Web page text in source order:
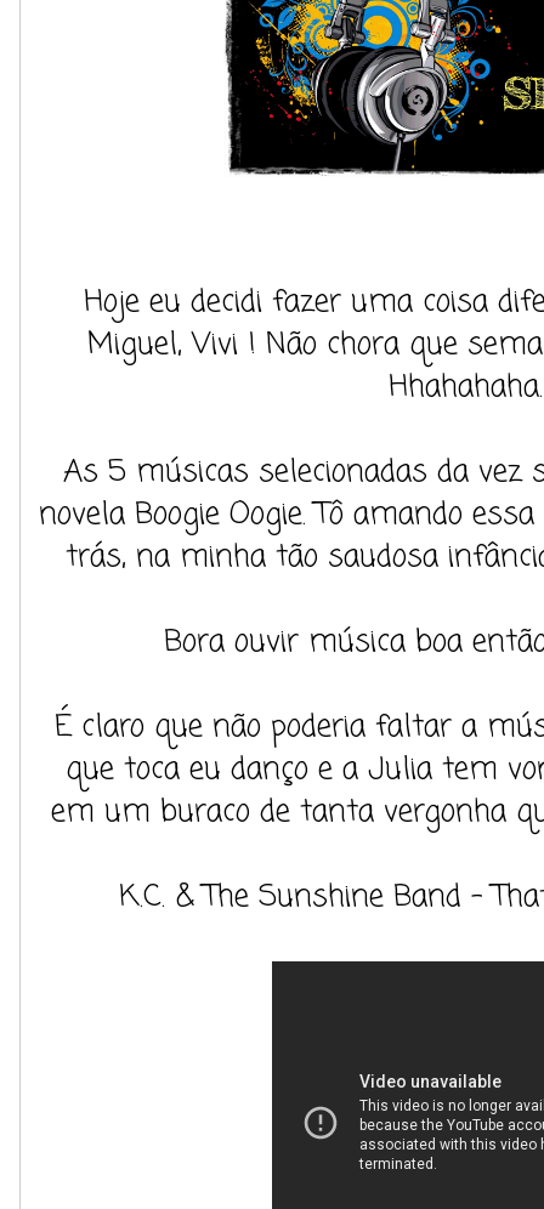
Hoje eu decidi fazer uma coisa
Miguel, Vivi ! Não chora que
Hhahahaha.
As 5 músicas selecionadas da vez
novela Boogie Oogie. Tô amando
trás, na minha tão saudosa
Bora ouvir música boa
É claro que não poderia faltar a
que toca eu danço e a Julia tem
em um buraco de tanta vergonha
K.C. & The Sunshine Band -